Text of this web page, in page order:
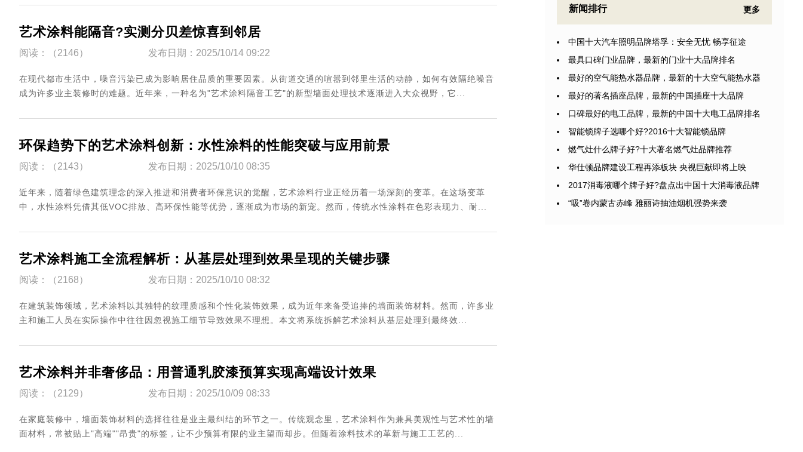
艺术涂料能隔音?实测分贝差惊喜到邻居
阅读：（2146） 发布日期：2025/10/14 09:22
在现代都市生活中，噪音污染已成为影响居住品质的重要因素。从街道交通的喧嚣到邻里生活的动静，如何有效隔绝噪音
成为许多业主装修时的难题。近年来，一种名为"艺术涂料隔音工艺"的新型墙面处理技术逐渐进入大众视野，它...
环保趋势下的艺术涂料创新：水性涂料的性能突破与应用前景
阅读：（2143） 发布日期：2025/10/10 08:35
近年来，随着绿色建筑理念的深入推进和消费者环保意识的觉醒，艺术涂料行业正经历着一场深刻的变革。在这场变革
中，水性涂料凭借其低VOC排放、高环保性能等优势，逐渐成为市场的新宠。然而，传统水性涂料在色彩表现力、耐...
艺术涂料施工全流程解析：从基层处理到效果呈现的关键步骤
阅读：（2168） 发布日期：2025/10/10 08:32
在建筑装饰领域，艺术涂料以其独特的纹理质感和个性化装饰效果，成为近年来备受追捧的墙面装饰材料。然而，许多业
主和施工人员在实际操作中往往因忽视施工细节导致效果不理想。本文将系统拆解艺术涂料从基层处理到最终效...
艺术涂料并非奢侈品：用普通乳胶漆预算实现高端设计效果
阅读：（2129） 发布日期：2025/10/09 08:33
在家庭装修中，墙面装饰材料的选择往往是业主最纠结的环节之一。传统观念里，艺术涂料作为兼具美观性与艺术性的墙
面材料，常被贴上"高端""昂贵"的标签，让不少预算有限的业主望而却步。但随着涂料技术的革新与施工工艺的...
新闻排行 更多
中国十大汽车照明品牌塔孚：安全无忧 畅享征途
最具口碑门业品牌，最新的门业十大品牌排名
最好的空气能热水器品牌，最新的十大空气能热水器
最好的著名插座品牌，最新的中国插座十大品牌
口碑最好的电工品牌，最新的中国十大电工品牌排名
智能锁牌子选哪个好?2016十大智能锁品牌
燃气灶什么牌子好?十大著名燃气灶品牌推荐
华仕顿品牌建设工程再添板块 央视巨献即将上映
2017消毒液哪个牌子好?盘点出中国十大消毒液品牌
“吸”卷内蒙古赤峰 雅丽诗抽油烟机强势来袭